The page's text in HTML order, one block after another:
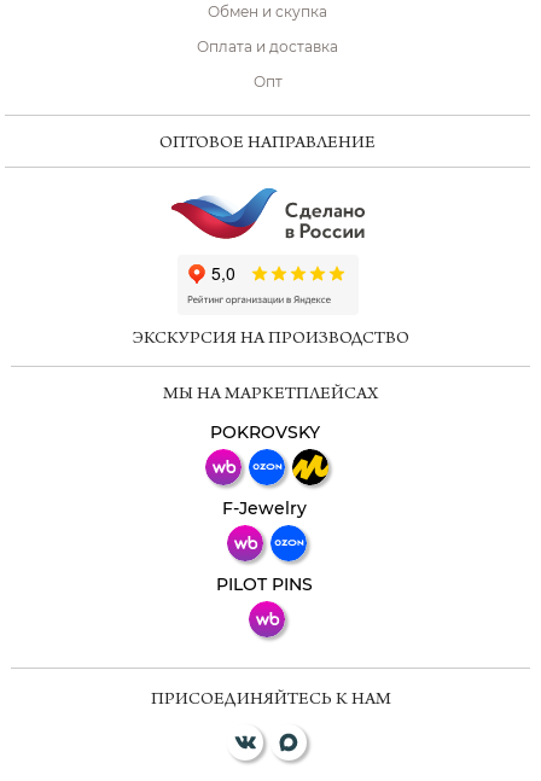
Обмен и скупка
Оплата и доставка
Опт
ОПТОВОЕ НАПРАВЛЕНИЕ
ЭКСКУРСИЯ НА ПРОИЗВОДСТВО
МЫ НА МАРКЕТПЛЕЙСАХ
POKROVSKY
F-Jewelry
PILOT PINS
ПРИСОЕДИНЯЙТЕСЬ К НАМ